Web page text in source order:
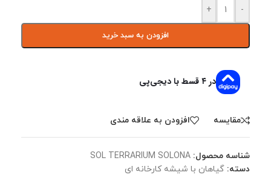
-
+
افزودن به سبد خرید
در ۴ قسط با دیجی‌پی
مقايسه افزودن به علاقه مندی
شناسه محصول: SOL TERRARIUM SOLONA
دسته: گیاهان با شیشه کارخانه ای